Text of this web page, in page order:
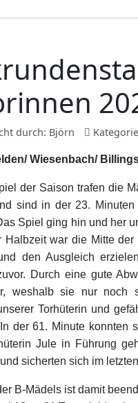
durch: Björn
Wiesenbach/
der Saison trafen die
sind in der 23.
Spiel ging hin und her
Halbzeit war die Mitte
den Ausgleich
Durch eine gute
weshalb sie nur noch
Torhüterin und
der 61. Minute konnten
Jule in Führung
sicherten sich im
B-Mädels ist damit